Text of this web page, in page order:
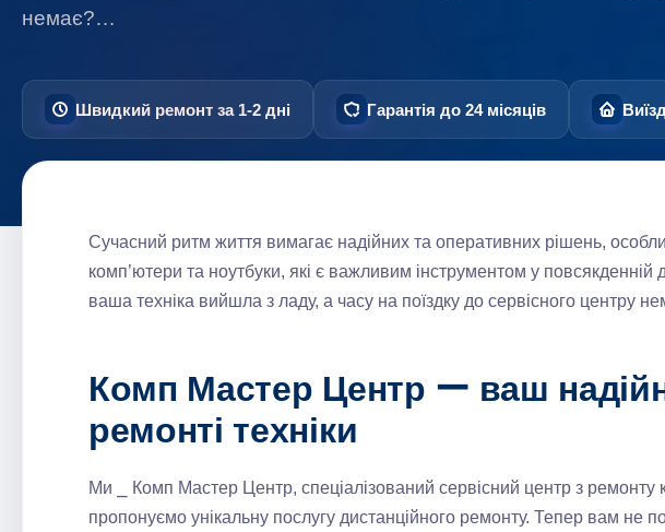
немає?…
Швидкий ремонт за 1-2 дні Гарантія до 24 місяців
Сучасний ритм життя вимагає надійних та оперативних рішень,
комп’ютери та ноутбуки, які є важливим інструментом у повсякденній
ваша техніка вийшла з ладу, а часу на поїздку до сервісного центру
Комп Мастер Центр ー ваш
ремонті техніки
Ми ⎯ Комп Мастер Центр, спеціалізований сервісний центр з ремонту
пропонуємо унікальну послугу дистанційного ремонту. Тепер вам не